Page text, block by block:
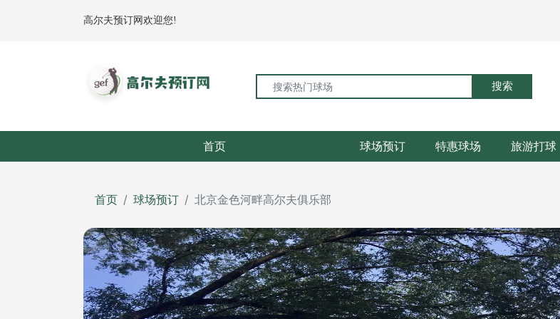
高尔夫预订网欢迎您!
搜索
首页 球场预订 特惠球场 旅游打球
首页 球场预订 北京金色河畔高尔夫俱乐部